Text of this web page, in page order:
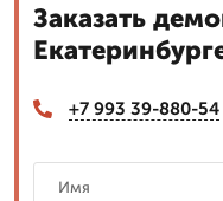
Заказать
+7 993 39-880-54